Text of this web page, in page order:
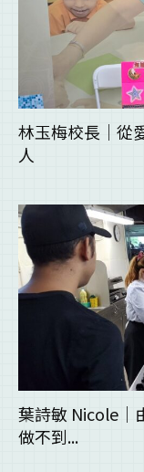
林玉梅校長｜從
人
葉詩敏 Nicole｜
做不到...